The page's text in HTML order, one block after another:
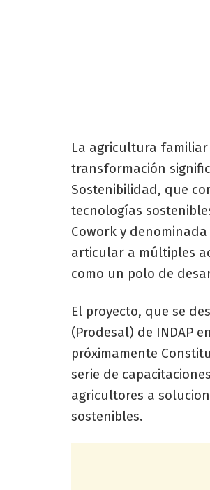
La agricultura
transformación
Sostenibilidad, que
tecnologías
Cowork y denominada
articular a múltiples
como un polo de
El proyecto, que se
(Prodesal) de INDAP
próximamente
serie de
agricultores a
sostenibles.